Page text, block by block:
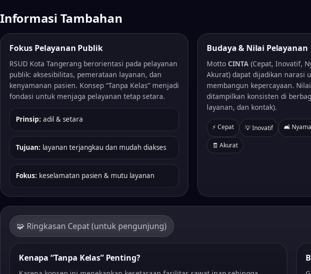
Informasi Tambahan
Fokus Pelayanan Publik
RSUD Kota Tangerang berorientasi pada pelayanan
publik: aksesibilitas, pemerataan layanan, dan
kenyamanan pasien. Konsep “Tanpa Kelas” menjadi
fondasi untuk menjaga pelayanan tetap setara.
Prinsip: adil & setara
Tujuan: layanan terjangkau dan mudah diakses
Fokus: keselamatan pasien & mutu layanan
Budaya & Nilai Pelayanan
MottoCINTA (Cepat, Inovatif,
Akurat) dapat dijadikan narasi
membangun kepercayaan.
ditampilkan konsisten di
layanan, dan kontak).
⚡ Cepat 💡 Inovatif 🛋️
🧾 Akurat
🧩 Ringkasan Cepat (untuk pengunjung)
Kenapa “Tanpa Kelas” Penting?